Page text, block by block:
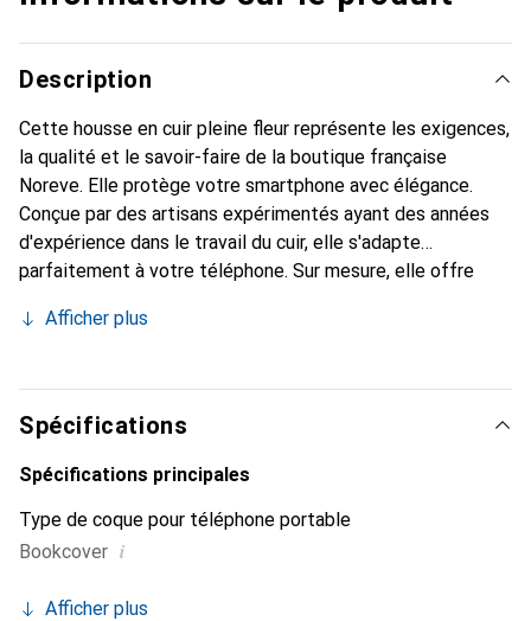
Description
Cette housse en cuir pleine fleur représente les exigences,
la qualité et le savoir-faire de la boutique française
Noreve. Elle protège votre smartphone avec élégance.
Conçue par des artisans expérimentés ayant des années
d'expérience dans le travail du cuir, elle s'adapte
parfaitement à votre téléphone. Sur mesure, elle offre
Elle devient l'accessoire chic et indispensable pour votre
internationalement pour ses produits de haute qualité et
constitue un choix fiable pour une clientèle exigeante.
Afficher plus
Spécifications
Spécifications principales
Type de coque pour téléphone portable
Bookcover i
Afficher plus